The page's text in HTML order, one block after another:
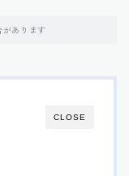
あります
CLOSE